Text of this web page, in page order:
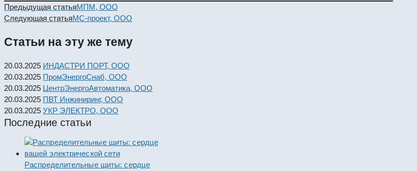
Read
more
Предыдущая статьяМПМ, ООО
Следующая статьяМС-проект, ООО
Статьи на эту же тему
20.03.2025 ИНДАСТРИ ПОРТ, ООО
20.03.2025 ПромЭнергоСнаб, ООО
20.03.2025 ЦентрЭнергоАвтоматика, ООО
20.03.2025 ПВТ Инжиниринг, ООО
20.03.2025 УКР ЭЛЕКТРО, ООО
Последние статьи
Распределительные щиты: сердце